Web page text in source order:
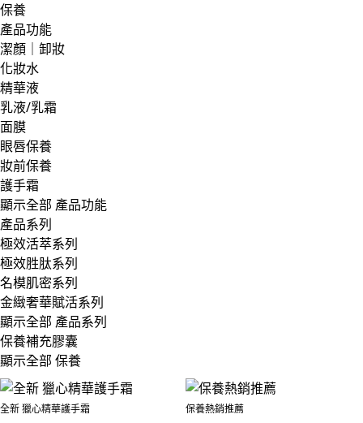
保養
產品功能
潔顏｜卸妝
化妝水
精華液
乳液/乳霜
面膜
眼唇保養
妝前保養
護手霜
顯示全部 產品功能
產品系列
極效活萃系列
極效胜肽系列
名模肌密系列
金緻奢華賦活系列
顯示全部 產品系列
保養補充膠囊
顯示全部 保養
全新 獵心精華護手霜 保養熱銷推薦